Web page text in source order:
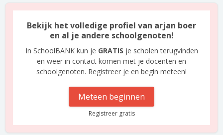
Bekijk het volledige profiel van arjan boer
en al je andere schoolgenoten!
In SchoolBANK kun je GRATIS je scholen terugvinden
en weer in contact komen met je docenten en
schoolgenoten. Registreer je en begin meteen!
Meteen beginnen
Registreer gratis